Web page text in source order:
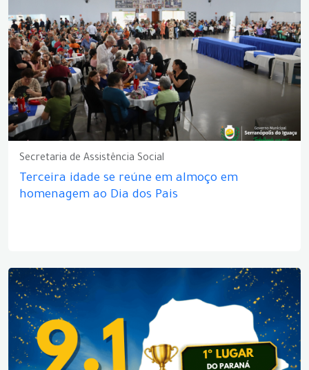
Secretaria de Assistência Social
Terceira idade se reúne em almoço em
homenagem ao Dia dos Pais